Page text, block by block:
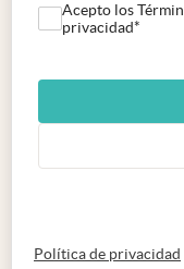
Acepto los
privacidad*
Política de privacidad